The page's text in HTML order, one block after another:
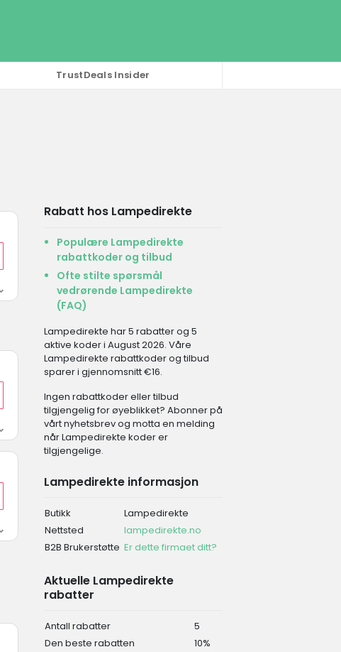
TrustDeals Insider
Rabatt hos Lampedirekte
Populære Lampedirekte
rabattkoder og tilbud
Ofte stilte spørsmål
vedrørende Lampedirekte
(FAQ)
Lampedirekte har 5 rabatter og 5
aktive koder i August 2026. Våre
Lampedirekte rabattkoder og tilbud
sparer i gjennomsnitt €16.
Ingen rabattkoder eller tilbud
tilgjengelig for øyeblikket? Abonner på
vårt nyhetsbrev og motta en melding
når Lampedirekte koder er
tilgjengelige.
Lampedirekte informasjon
Butikk
Lampedirekte
Nettsted
lampedirekte.no
B2B Brukerstøtte Er dette firmaet ditt?
Aktuelle Lampedirekte
rabatter
Antall rabatter
5
Den beste rabatten
10%